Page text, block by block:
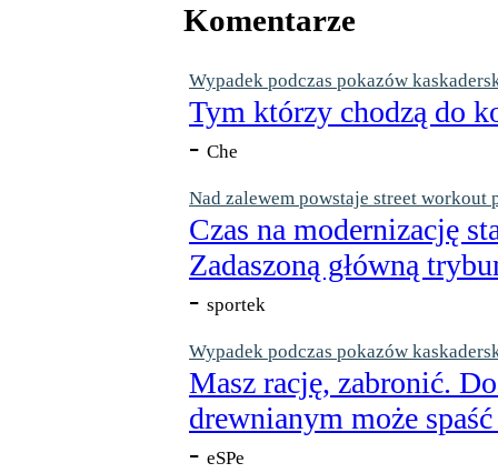
Komentarze
Wypadek podczas pokazów
Tym którzy chodzą do
- Che
Nad zalewem powstaje street workout
Czas na modernizację
Zadaszoną główną
- sportek
Wypadek podczas pokazów
Masz rację, zabronić.
drewnianym może
- eSPe